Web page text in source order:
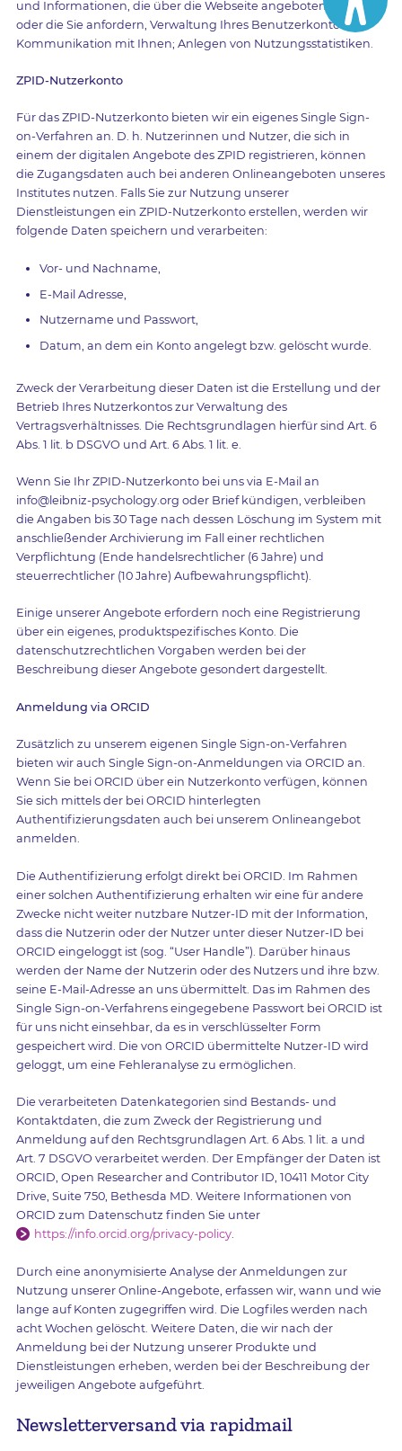
und Informationen, die über die Webseite angeboten werden
oder die Sie anfordern, Verwaltung Ihres Benutzerkontos;
Kommunikation mit Ihnen; Anlegen von Nutzungsstatistiken.
ZPID-Nutzerkonto
Für das ZPID-Nutzerkonto bieten wir ein eigenes Single Sign-
on-Verfahren an. D. h. Nutzerinnen und Nutzer, die sich in
einem der digitalen Angebote des ZPID registrieren, können
die Zugangsdaten auch bei anderen Onlineangeboten unseres
Institutes nutzen. Falls Sie zur Nutzung unserer
Dienstleistungen ein ZPID-Nutzerkonto erstellen, werden wir
folgende Daten speichern und verarbeiten:
Vor- und Nachname,
E-Mail Adresse,
Nutzername und Passwort,
Datum, an dem ein Konto angelegt bzw. gelöscht wurde.
Zweck der Verarbeitung dieser Daten ist die Erstellung und der
Betrieb Ihres Nutzerkontos zur Verwaltung des
Vertragsverhältnisses. Die Rechtsgrundlagen hierfür sind Art. 6
Abs. 1 lit. b DSGVO und Art. 6 Abs. 1 lit. e.
Wenn Sie Ihr ZPID-Nutzerkonto bei uns via E-Mail an
info@leibniz-psychology.org oder Brief kündigen, verbleiben
die Angaben bis 30 Tage nach dessen Löschung im System mit
anschließender Archivierung im Fall einer rechtlichen
Verpflichtung (Ende handelsrechtlicher (6 Jahre) und
steuerrechtlicher (10 Jahre) Aufbewahrungspflicht).
Einige unserer Angebote erfordern noch eine Registrierung
über ein eigenes, produktspezifisches Konto. Die
datenschutzrechtlichen Vorgaben werden bei der
Beschreibung dieser Angebote gesondert dargestellt.
Anmeldung via ORCID
Zusätzlich zu unserem eigenen Single Sign-on-Verfahren
bieten wir auch Single Sign-on-Anmeldungen via ORCID an.
Wenn Sie bei ORCID über ein Nutzerkonto verfügen, können
Sie sich mittels der bei ORCID hinterlegten
Authentifizierungsdaten auch bei unserem Onlineangebot
anmelden.
Die Authentifizierung erfolgt direkt bei ORCID. Im Rahmen
einer solchen Authentifizierung erhalten wir eine für andere
Zwecke nicht weiter nutzbare Nutzer-ID mit der Information,
dass die Nutzerin oder der Nutzer unter dieser Nutzer-ID bei
ORCID eingeloggt ist (sog. “User Handle”). Darüber hinaus
werden der Name der Nutzerin oder des Nutzers und ihre bzw.
seine E-Mail-Adresse an uns übermittelt. Das im Rahmen des
Single Sign-on-Verfahrens eingegebene Passwort bei ORCID ist
für uns nicht einsehbar, da es in verschlüsselter Form
gespeichert wird. Die von ORCID übermittelte Nutzer-ID wird
geloggt, um eine Fehleranalyse zu ermöglichen.
Die verarbeiteten Datenkategorien sind Bestands- und
Kontaktdaten, die zum Zweck der Registrierung und
Anmeldung auf den Rechtsgrundlagen Art. 6 Abs. 1 lit. a und
Art. 7 DSGVO verarbeitet werden. Der Empfänger der Daten ist
ORCID, Open Researcher and Contributor ID, 10411 Motor City
Drive, Suite 750, Bethesda MD. Weitere Informationen von
ORCID zum Datenschutz finden Sie unter
https://info.orcid.org/privacy-policy.
Durch eine anonymisierte Analyse der Anmeldungen zur
Nutzung unserer Online-Angebote, erfassen wir, wann und wie
lange auf Konten zugegriffen wird. Die Logfiles werden nach
acht Wochen gelöscht. Weitere Daten, die wir nach der
Anmeldung bei der Nutzung unserer Produkte und
Dienstleistungen erheben, werden bei der Beschreibung der
jeweiligen Angebote aufgeführt.
Newsletterversand via rapidmail